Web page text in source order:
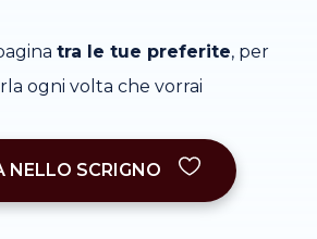
tra le tue preferite, per
ogni volta che vorrai
NELLO SCRIGNO